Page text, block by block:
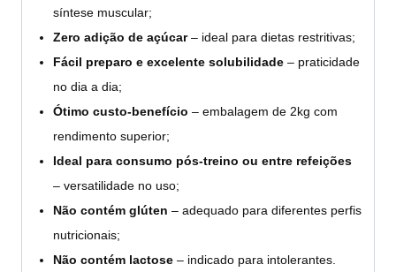
síntese muscular;
Zero adição de açúcar– ideal para dietas restritivas;
Fácil preparo e excelente solubilidade – praticidade
no dia a dia;
Ótimo custo-benefício – embalagem de 2kg com
rendimento superior;
Ideal para consumo pós-treino ou entre refeições
– versatilidade no uso;
Não contém glúten – adequado para diferentes perfis
nutricionais;
Não contém lactose – indicado para intolerantes.